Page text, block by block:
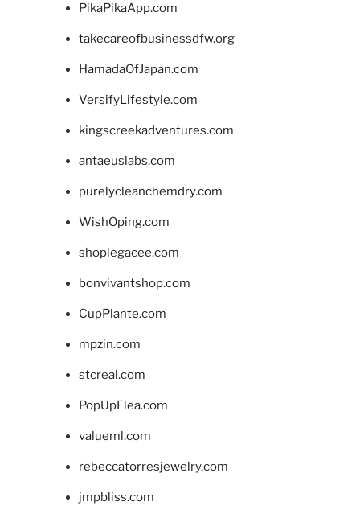
PikaPikaApp.com
takecareofbusinessdfw.org
HamadaOfJapan.com
VersifyLifestyle.com
kingscreekadventures.com
antaeuslabs.com
purelycleanchemdry.com
WishOping.com
shoplegacee.com
bonvivantshop.com
CupPlante.com
mpzin.com
stcreal.com
PopUpFlea.com
valueml.com
rebeccatorresjewelry.com
jmpbliss.com